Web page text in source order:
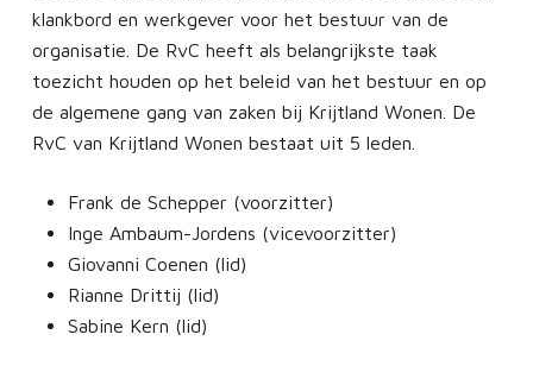
klankbord en werkgever voor het bestuur van de
organisatie. De RvC heeft als belangrijkste taak
toezicht houden op het beleid van het bestuur en op
de algemene gang van zaken bij Krijtland Wonen. De
RvC van Krijtland Wonen bestaat uit 5 leden.
Frank de Schepper (voorzitter)
Inge Ambaum-Jordens (vicevoorzitter)
Giovanni Coenen (lid)
Rianne Drittij (lid)
Sabine Kern (lid)